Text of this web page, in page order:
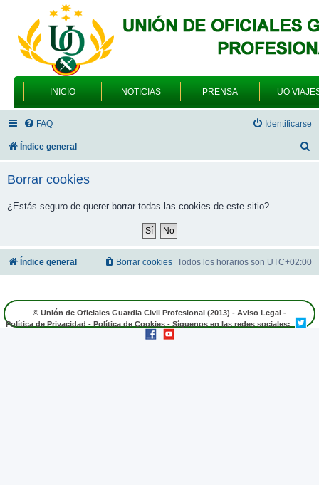
INICIO NOTICIAS PRENSA UO
FAQ Identificarse
Índice general
Borrar cookies
¿Estás seguro de querer borrar todas las cookies de este sitio?
Índice general Todos los horarios son UTC+02:00
Borrar cookies
© Unión de Oficiales Guardia Civil Profesional (2013) - Aviso Legal -
Política de Privacidad - Política de Cookies - Síguenos en las redes sociales: